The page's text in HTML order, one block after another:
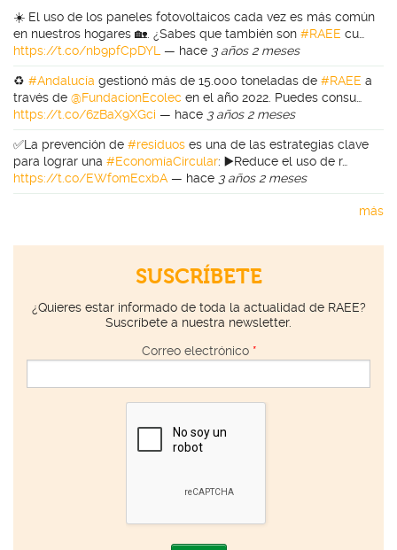
☀️ El uso de los paneles fotovoltaicos cada vez es más común
en nuestros hogares 🏡. ¿Sabes que también son #RAEE cu…
https://t.co/nb9pfCpDYL — hace 3 años 2 meses
♻️ #Andalucía gestionó más de 15.000 toneladas de #RAEE a
través de @FundacionEcolec en el año 2022. Puedes consu…
https://t.co/6zBaX9XGci — hace 3 años 2 meses
✅La prevención de #residuos es una de las estrategias clave
para lograr una #EconomíaCircular: ▶️Reduce el uso de r…
https://t.co/EWfomEcxbA — hace 3 años 2 meses
más
SUSCRÍBETE
¿Quieres estar informado de toda la actualidad de RAEE?
Suscríbete a nuestra newsletter.
Correo electrónico *